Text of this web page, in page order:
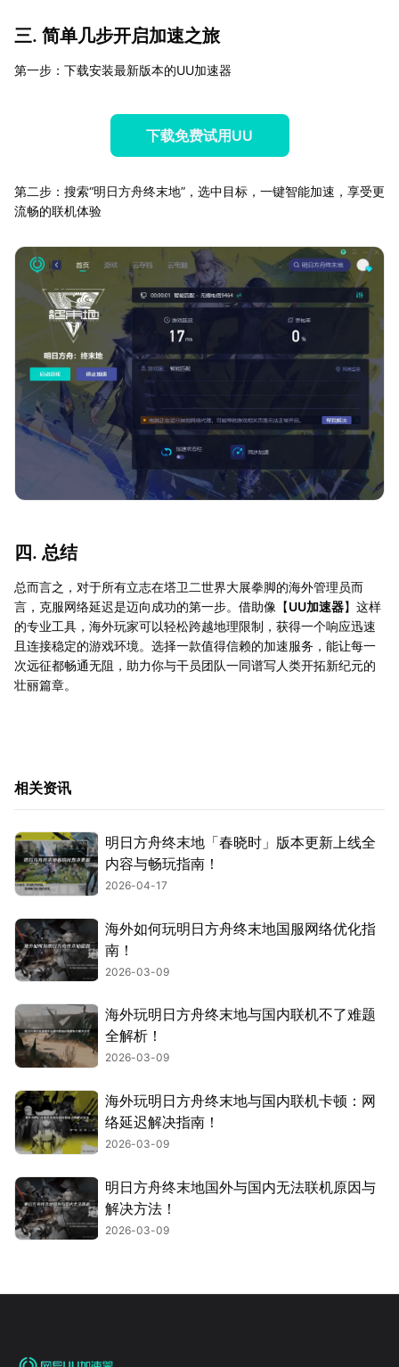
三. 简单几步开启加速之旅
第一步：下载安装最新版本的UU加速器
下载免费试用UU
第二步：搜索“明日方舟终末地”，选中目标，一键智能加速，享受更
流畅的联机体验
四. 总结
总而言之，对于所有立志在塔卫二世界大展拳脚的海外管理员而
言，克服网络延迟是迈向成功的第一步。借助像【UU加速器】这样
的专业工具，海外玩家可以轻松跨越地理限制，获得一个响应迅速
且连接稳定的游戏环境。选择一款值得信赖的加速服务，能让每一
次远征都畅通无阻，助力你与干员团队一同谱写人类开拓新纪元的
壮丽篇章。
相关资讯
明日方舟终末地「春晓时」版本更新上线全
内容与畅玩指南！
2026-04-17
海外如何玩明日方舟终末地国服网络优化指
南！
2026-03-09
海外玩明日方舟终末地与国内联机不了难题
全解析！
2026-03-09
海外玩明日方舟终末地与国内联机卡顿：网
络延迟解决指南！
2026-03-09
明日方舟终末地国外与国内无法联机原因与
解决方法！
2026-03-09